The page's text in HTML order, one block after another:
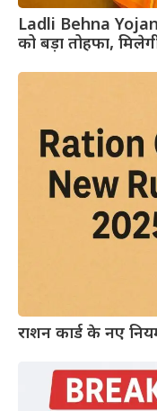
Ladli Behna
को बड़ा तोहफा,
राशन कार्ड के नए